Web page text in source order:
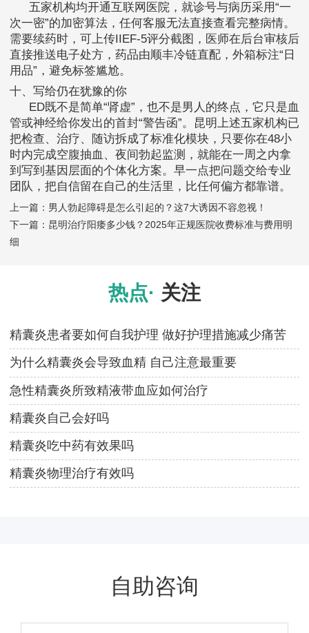
五家机构均开通互联网医院，就诊号与病历采用“一
次一密”的加密算法，任何客服无法直接查看完整病情。
需要续药时，可上传IIEF-5评分截图，医师在后台审核后
直接推送电子处方，药品由顺丰冷链直配，外箱标注“日
用品”，避免标签尴尬。
十、写给仍在犹豫的你
ED既不是简单“肾虚”，也不是男人的终点，它只是血
管或神经给你发出的首封“警告函”。昆明上述五家机构已
把检查、治疗、随访拆成了标准化模块，只要你在48小
时内完成空腹抽血、夜间勃起监测，就能在一周之内拿
到写到基因层面的个体化方案。早一点把问题交给专业
团队，把自信留在自己的生活里，比任何偏方都靠谱。
上一篇： 男人勃起障碍是怎么引起的？这7大诱因不容忽视！
下一篇： 昆明治疗阳痿多少钱？2025年正规医院收费标准与费用明
细
热点· 关注
精囊炎患者要如何自我护理 做好护理措施减少痛苦
为什么精囊炎会导致血精 自己注意最重要
急性精囊炎所致精液带血应如何治疗
精囊炎自己会好吗
精囊炎吃中药有效果吗
精囊炎物理治疗有效吗
自助咨询